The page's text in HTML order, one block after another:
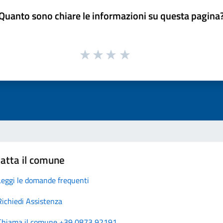
sono chiare le informazioni su questa
il comune
le domande frequenti
Assistenza